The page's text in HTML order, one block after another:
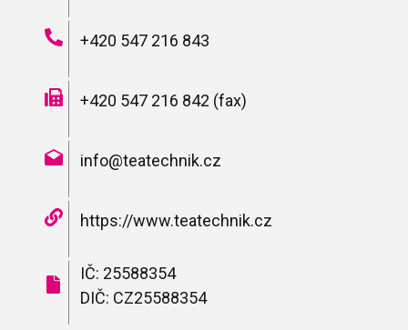
+420 547 216 843
+420 547 216 842 (fax)
info@teatechnik.cz
https://www.teatechnik.cz
IČ: 25588354
DIČ: CZ25588354